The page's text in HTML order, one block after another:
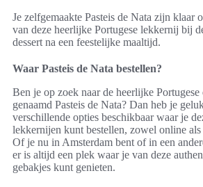
Je zelfgemaakte Pasteis de Nata zijn klaar
van deze heerlijke Portugese lekkernij bij
dessert na een feestelijke maaltijd.
Waar Pasteis de Nata bestellen?
Ben je op zoek naar de heerlijke Portugese
genaamd Pasteis de Nata? Dan heb je
verschillende opties beschikbaar waar je
lekkernijen kunt bestellen, zowel online
Of je nu in Amsterdam bent of in een
er is altijd een plek waar je van deze
gebakjes kunt genieten.